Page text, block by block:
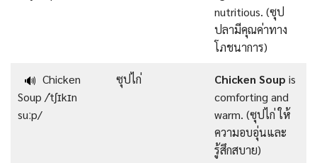
nutritious. (ซุป
ปลามีคุณค่าทาง
โภชนาการ)
🔊 Chicken
Soup /ˈtʃɪkɪn
suːp/
ซุปไก่ Chicken Soup is
comforting and
warm. (ซุปไก่ ให้
ความอบอุ่นและ
รู้สึกสบาย)